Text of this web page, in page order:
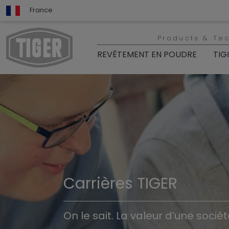
France
Products &
REVÊTEMENT EN POUDRE
Carrières TIGER
On le sait. La valeur d’une